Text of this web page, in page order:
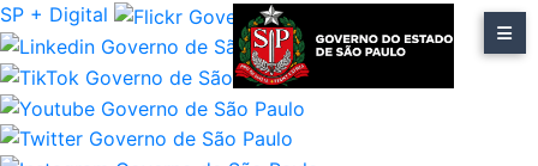
SP + Digital